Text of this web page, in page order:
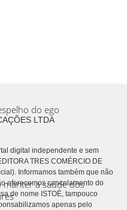
do ego
manter a saúde dos
LTDA
digital independente e sem
TRES COMÉRCIO DE
Informamos também que não
oferecemos cancelamento do
de nome ISTOÉ, tampouco
apenas pelo